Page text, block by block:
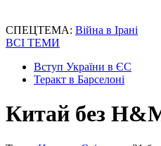
СПЕЦТЕМА: Війна в Ірані
ВСІ ТЕМИ
Вступ України в ЄС
Теракт в Барселоні
Китай без